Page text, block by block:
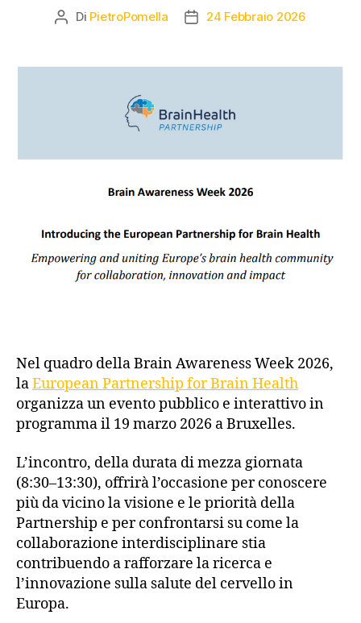
Di PietroPomella 24 Febbraio 2026
Nel quadro della Brain Awareness Week 2026,
laEuropean Partnership for Brain Health
organizza un evento pubblico e interattivo in
programma il 19 marzo 2026 a Bruxelles.
L’incontro, della durata di mezza giornata
(8:30–13:30), offrirà l’occasione per conoscere
più da vicino la visione e le priorità della
Partnership e per confrontarsi su come la
collaborazione interdisciplinare stia
contribuendo a rafforzare la ricerca e
l’innovazione sulla salute del cervello in
Europa.